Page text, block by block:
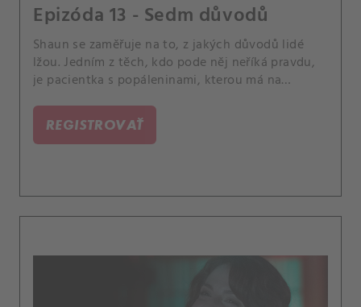
Epizóda 13 - Sedm důvodů
Shaun se zaměřuje na to, z jakých důvodů lidé
lžou. Jedním z těch, kdo pode něj neříká pravdu,
je pacientka s popáleninami, kterou má na
REGISTROVAŤ